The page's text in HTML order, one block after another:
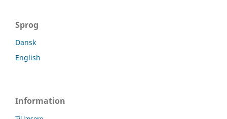
Sprog
Dansk
English
Information